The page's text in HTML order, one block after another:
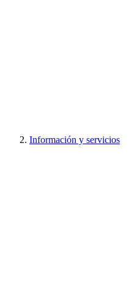
Información y servicios